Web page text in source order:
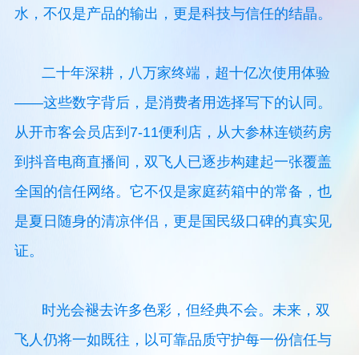
水，不仅是产品的输出，更是科技与信任的结晶。
二十年深耕，八万家终端，超十亿次使用体验
——这些数字背后，是消费者用选择写下的认同。
从开市客会员店到7-11便利店，从大参林连锁药房
到抖音电商直播间，双飞人已逐步构建起一张覆盖
全国的信任网络。它不仅是家庭药箱中的常备，也
是夏日随身的清凉伴侣，更是国民级口碑的真实见
证。
时光会褪去许多色彩，但经典不会。未来，双
飞人仍将一如既往，以可靠品质守护每一份信任与